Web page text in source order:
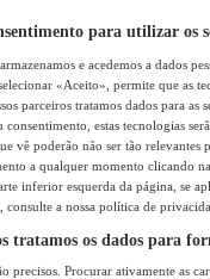
para utilizar os
e acedemos a dados
«Aceito», permite que as
parceiros tratamos dados para
estas tecnologias
vê poderão não ser tão relevantes
a qualquer momento clicando
inferior esquerda da página, se
consulte a nossa política de
tratamos os dados para
precisos. Procurar ativamente as